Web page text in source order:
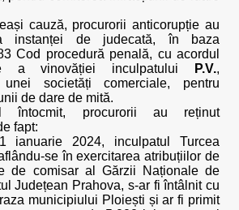
cauză, procurorii anticorupție au
instanței de judecată, în baza
Cod procedură penală, cu acordul
a vinovăției inculpatului
P.V.,
societăți comerciale, pentru
de dare de mită.
întocmit, procurorii au reținut
fapt:
ianuarie 2024, inculpatul Turcea
se în exercitarea atribuțiilor de
de comisar al Gărzii Naționale de
Județean Prahova, s-ar fi întâlnit cu
municipiului Ploiești și ar fi primit